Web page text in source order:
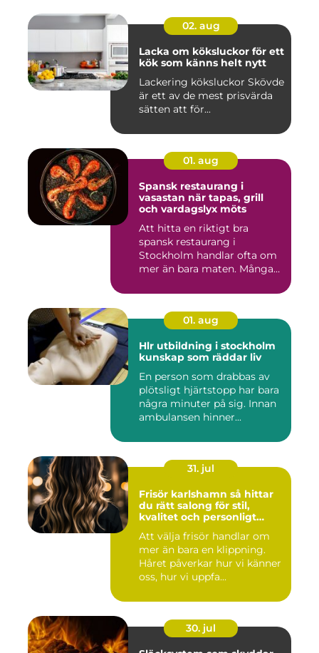
02. aug
Lacka om köksluckor för ett
kök som känns helt nytt
Lackering köksluckor Skövde
är ett av de mest prisvärda
sätten att för...
01. aug
Spansk restaurang i
vasastan när tapas, grill
och vardagslyx möts
Att hitta en riktigt bra
spansk restaurang i
Stockholm handlar ofta om
mer än bara maten. Många
01. aug
Hlr utbildning i stockholm
kunskap som räddar liv
En person som drabbas av
plötsligt hjärtstopp har bara
några minuter på sig. Innan
ambulansen hinner...
31. jul
Frisör karlshamn så hittar
du rätt salong för stil,
kvalitet och personligt
Att välja frisör handlar om
mer än bara en klippning.
Håret påverkar hur vi känner
oss, hur vi uppfa...
30. jul